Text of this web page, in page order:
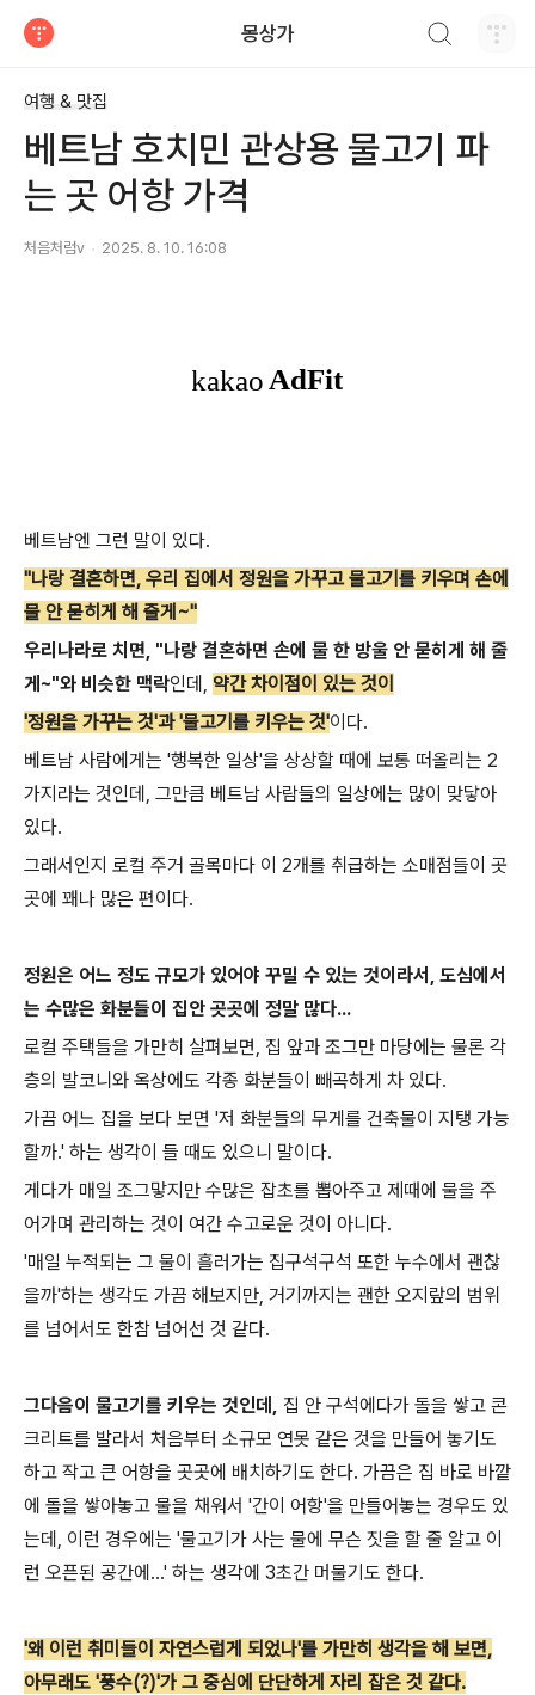
몽상가
여행 & 맛집
베트남 호치민 관상용 물고기 파
는 곳 어항 가격
처음처럼v 2025. 8. 10. 16:08
베트남엔 그런 말이 있다.
"나랑 결혼하면, 우리 집에서 정원을 가꾸고 물고기를 키우며 손에
물 안 묻히게 해 줄게~"
우리나라로 치면, "나랑 결혼하면 손에 물 한 방울 안 묻히게 해 줄
게~"와 비슷한 맥락인데, 약간 차이점이 있는 것이
'정원을 가꾸는 것'과 '물고기를 키우는 것'이다.
베트남 사람에게는 '행복한 일상'을 상상할 때에 보통 떠올리는 2
가지라는 것인데, 그만큼 베트남 사람들의 일상에는 많이 맞닿아
있다.
그래서인지 로컬 주거 골목마다 이 2개를 취급하는 소매점들이 곳
곳에 꽤나 많은 편이다.
정원은 어느 정도 규모가 있어야 꾸밀 수 있는 것이라서, 도심에서
는 수많은 화분들이 집안 곳곳에 정말 많다...
로컬 주택들을 가만히 살펴보면, 집 앞과 조그만 마당에는 물론 각
층의 발코니와 옥상에도 각종 화분들이 빼곡하게 차 있다.
가끔 어느 집을 보다 보면 '저 화분들의 무게를 건축물이 지탱 가능
할까.' 하는 생각이 들 때도 있으니 말이다.
게다가 매일 조그맣지만 수많은 잡초를 뽑아주고 제때에 물을 주
어가며 관리하는 것이 여간 수고로운 것이 아니다.
'매일 누적되는 그 물이 흘러가는 집구석구석 또한 누수에서 괜찮
을까'하는 생각도 가끔 해보지만, 거기까지는 괜한 오지랖의 범위
를 넘어서도 한참 넘어선 것 같다.
그다음이 물고기를 키우는 것인데, 집 안 구석에다가 돌을 쌓고 콘
크리트를 발라서 처음부터 소규모 연못 같은 것을 만들어 놓기도
하고 작고 큰 어항을 곳곳에 배치하기도 한다. 가끔은 집 바로 바깥
에 돌을 쌓아놓고 물을 채워서 '간이 어항'을 만들어놓는 경우도 있
는데, 이런 경우에는 '물고기가 사는 물에 무슨 짓을 할 줄 알고 이
런 오픈된 공간에...' 하는 생각에 3초간 머물기도 한다.
'왜 이런 취미들이 자연스럽게 되었나'를 가만히 생각을 해 보면,
아무래도 '풍수(?)'가 그 중심에 단단하게 자리 잡은 것 같다.